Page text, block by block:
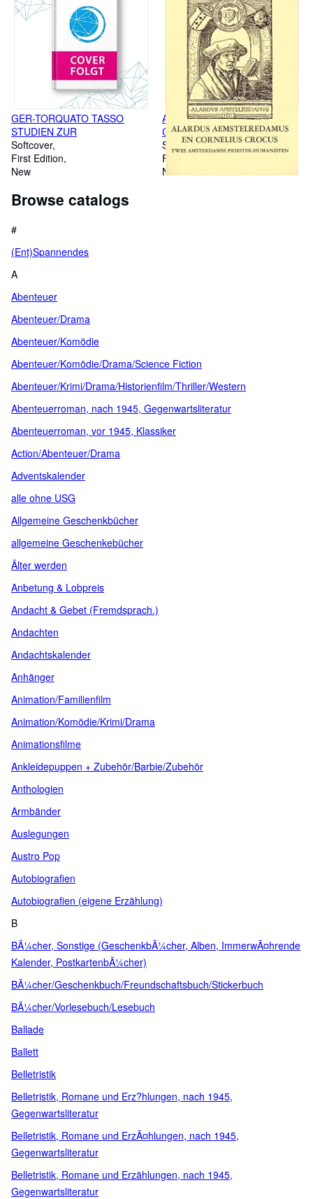
GER-TORQUATO TASSO
STUDIEN ZUR
Softcover
First Edition
New
Alardus Aemstelredamus En
Cornelius Crocus: Twee
Amsterdamse Priester-
Humanisten: Bijdrage Tot de
Kennis Van Het Humanisme in
Softcover
First Edition
New
Browse catalogs
#
(Ent)Spannendes
A
Abenteuer
Abenteuer/Drama
Abenteuer/Komödie
Abenteuer/Komödie/Drama/Science Fiction
Abenteuer/Krimi/Drama/Historienfilm/Thriller/Western
Abenteuerroman, nach 1945, Gegenwartsliteratur
Abenteuerroman, vor 1945, Klassiker
Action/Abenteuer/Drama
Adventskalender
alle ohne USG
Allgemeine Geschenkbücher
allgemeine Geschenkebücher
Älter werden
Anbetung & Lobpreis
Andacht & Gebet (Fremdsprach.)
Andachten
Andachtskalender
Anhänger
Animation/Familienfilm
Animation/Komödie/Krimi/Drama
Animationsfilme
Ankleidepuppen + Zubehör/Barbie/Zubehör
Anthologien
Armbänder
Auslegungen
Austro Pop
Autobiografien
Autobiografien (eigene Erzählung)
B
BÃ¼cher, Sonstige (GeschenkbÃ¼cher, Alben, ImmerwÃ¤hrende
Kalender, PostkartenbÃ¼cher)
BÃ¼cher/Geschenkbuch/Freundschaftsbuch/Stickerbuch
BÃ¼cher/Vorlesebuch/Lesebuch
Ballade
Ballett
Belletristik
Belletristik, Romane und Erz?hlungen, nach 1945,
Gegenwartsliteratur
Belletristik, Romane und ErzÃ¤hlungen, nach 1945,
Gegenwartsliteratur
Belletristik, Romane und Erzählungen, nach 1945,
Gegenwartsliteratur